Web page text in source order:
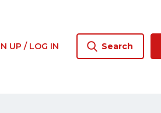
UP / LOG IN Search